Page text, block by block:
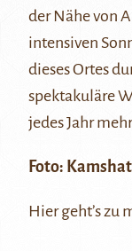
der Nähe von
intensiven
dieses Ortes
spektakuläre
jedes Jahr
Foto:
Hiergeht’s zu